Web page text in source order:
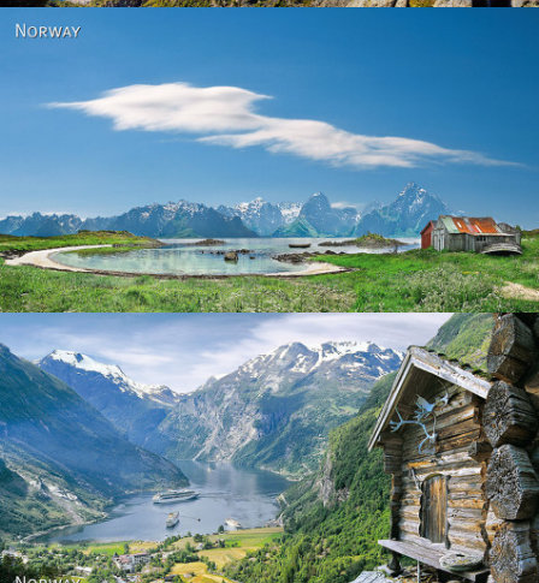
Norway - Geiranger